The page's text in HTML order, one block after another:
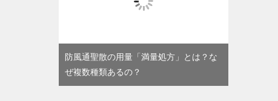
防風通聖散の用量「満量処方」とは？な
ぜ複数種類あるの？